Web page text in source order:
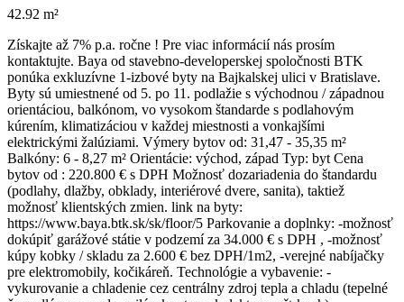
42.92 m²
Získajte až 7% p.a. ročne ! Pre viac informácií nás prosím
kontaktujte. Baya od stavebno-developerskej spoločnosti BTK
ponúka exkluzívne 1-izbové byty na Bajkalskej ulici v Bratislave.
Byty sú umiestnené od 5. po 11. podlažie s východnou / západnou
orientáciou, balkónom, vo vysokom štandarde s podlahovým
kúrením, klimatizáciou v každej miestnosti a vonkajšími
elektrickými žalúziami. Výmery bytov od: 31,47 - 35,35 m²
Balkóny: 6 - 8,27 m² Orientácie: východ, západ Typ: byt Cena
bytov od : 220.800 € s DPH Možnosť dozariadenia do štandardu
(podlahy, dlažby, obklady, interiérové dvere, sanita), taktiež
možnosť klientských zmien. link na byty:
https://www.baya.btk.sk/sk/floor/5 Parkovanie a doplnky: -možnosť
dokúpiť garážové státie v podzemí za 34.000 € s DPH , -možnosť
kúpy kobky / skladu za 2.600 € bez DPH/1m2, -verejné nabíjačky
pre elektromobily, kočikáreň. Technológie a vybavenie: -
vykurovanie a chladenie cez centrálny zdroj tepla a chladu (tepelné